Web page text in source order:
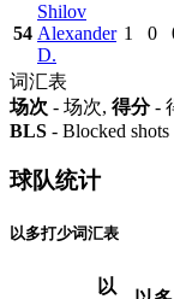
54
Shilov
Alexander
D.
1 0
词汇表
场次 - 场次, 得分-
BLS - Blocked shots
球队统计
以多打少词汇表
以